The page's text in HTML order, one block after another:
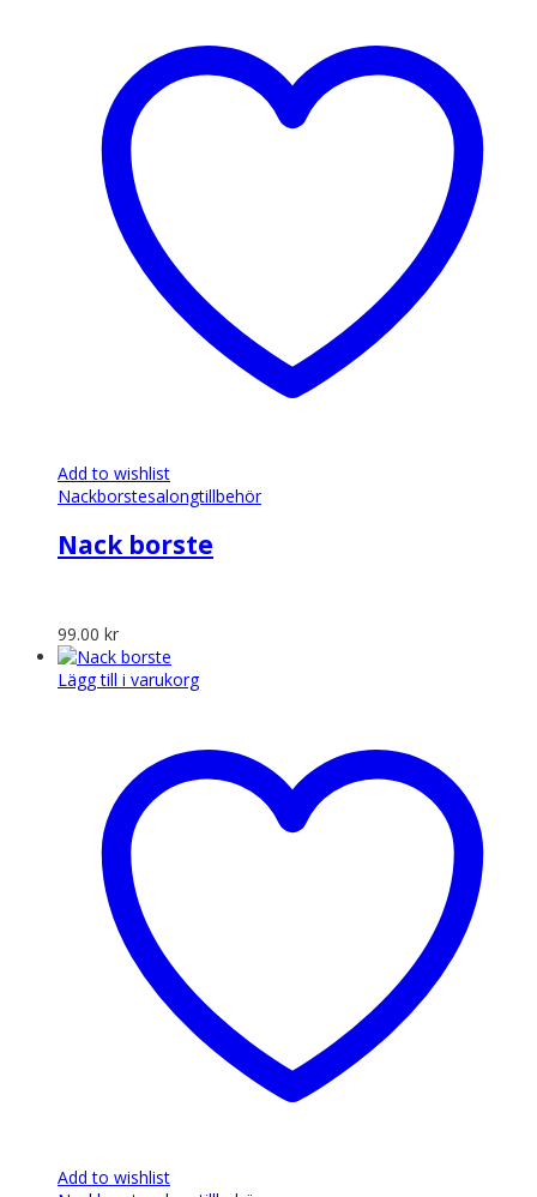
Add to wishlist
Nackborstesalongtillbehör
Nack borste
99.00 kr
Lägg till i varukorg
Add to wishlist